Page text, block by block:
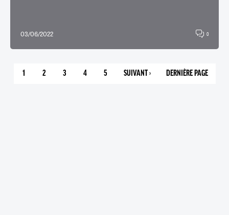
03/06/2022 0
PAGE
1 PAGE
2 PAGE
3 PAGE
4 PAGE
5
PAGE
SUIVANT › DERNIÈRE PAGE
5